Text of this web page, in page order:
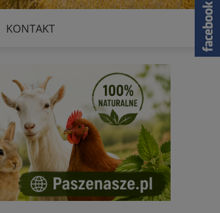
KONTAKT